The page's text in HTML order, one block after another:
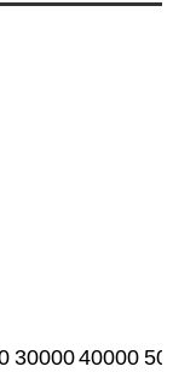
3000040000